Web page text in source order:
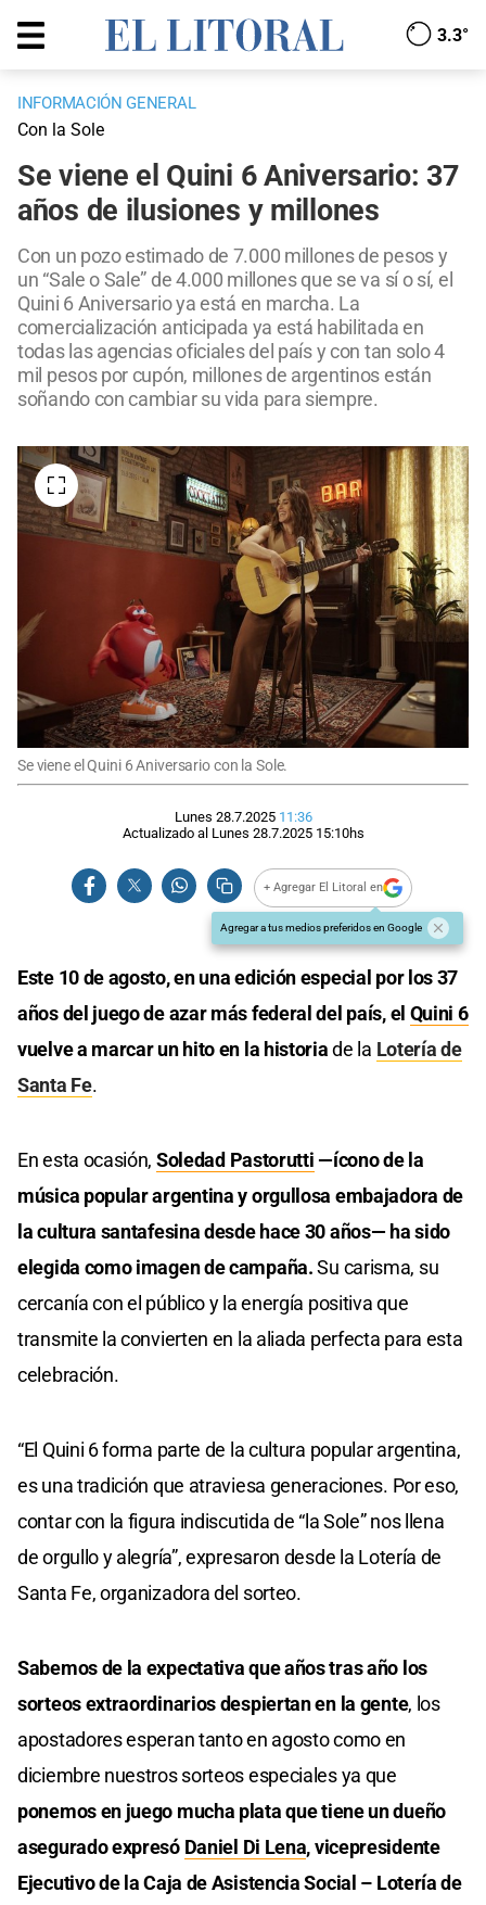
3.3°
INFORMACIÓN GENERAL
Con la Sole
Se viene el Quini 6 Aniversario: 37
años de ilusiones y millones
Con un pozo estimado de 7.000 millones de pesos y
un “Sale o Sale” de 4.000 millones que se va sí o sí, el
Quini 6 Aniversario ya está en marcha. La
comercialización anticipada ya está habilitada en
todas las agencias oficiales del país y con tan solo 4
mil pesos por cupón, millones de argentinos están
soñando con cambiar su vida para siempre.
Se viene el Quini 6 Aniversario con la Sole.
Lunes 28.7.2025 11:36
Actualizado al Lunes 28.7.2025 15:10hs
+ Agregar El Litoral en
Agregar a tus medios preferidos en Google
Este 10 de agosto, en una edición especial por los 37
años del juego de azar más federal del país, el Quini 6
vuelve a marcar un hito en la historiade la Lotería de
Santa Fe.
En esta ocasión, Soledad Pastorutti —ícono de la
música popular argentina y orgullosa embajadora de
la cultura santafesina desde hace 30 años— ha sido
elegida como imagen de campaña.Su carisma, su
cercanía con el público y la energía positiva que
transmite la convierten en la aliada perfecta para esta
celebración.
“El Quini 6 forma parte de la cultura popular argentina,
es una tradición que atraviesa generaciones. Por eso,
contar con la figura indiscutida de “la Sole” nos llena
de orgullo y alegría”, expresaron desde la Lotería de
Santa Fe, organizadora del sorteo.
Sabemos de la expectativa que años tras año los
sorteos extraordinarios despiertan en la gente, los
apostadores esperan tanto en agosto como en
diciembre nuestros sorteos especiales ya que
ponemos en juego mucha plata que tiene un dueño
asegurado expresó Daniel Di Lena, vicepresidente
Ejecutivo de la Caja de Asistencia Social – Lotería de